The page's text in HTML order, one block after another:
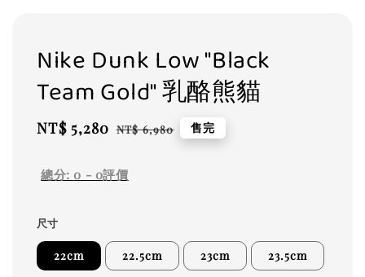
Nike Dunk Low "Black
Team Gold" 乳酪熊貓
Sale
NT$ 5,280 Regular
NT$ 6,980 售完
總分: 0 - 0評價
尺寸
22cm 22.5cm 23cm 23.5cm